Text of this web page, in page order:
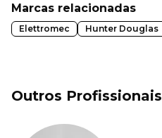
Marcas relacionadas
Elettromec Hunter Douglas
Outros Profissionais